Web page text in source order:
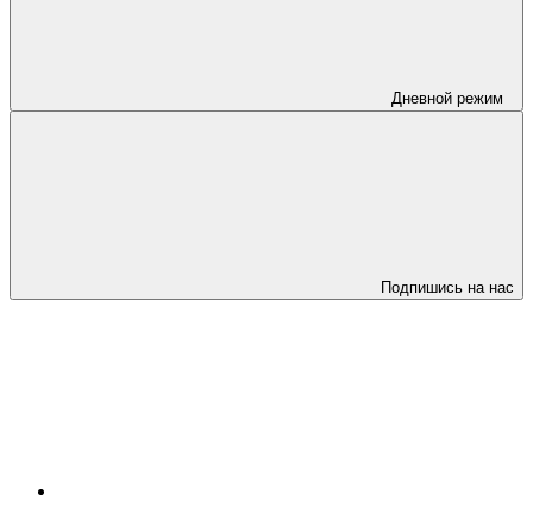
Дневной режим
Подпишись на нас